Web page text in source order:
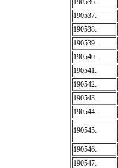
190536.
190537.
190538.
190539.
190540.
190541.
190542.
190543.
190544.
190545.
190546.
190547.